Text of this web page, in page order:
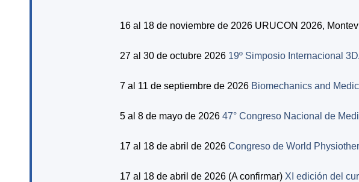
16 al 18 de noviembre de 2026 URUCON 2026,
27 al 30 de octubre 2026 19º Simposio Internacional
7 al 11 de septiembre de 2026 Biomechanics and
5 al 8 de mayo de 2026 47° Congreso Nacional de
17 al 18 de abril de 2026 Congreso de World
17 al 18 de abril de 2026 (A confirmar)XI edición del